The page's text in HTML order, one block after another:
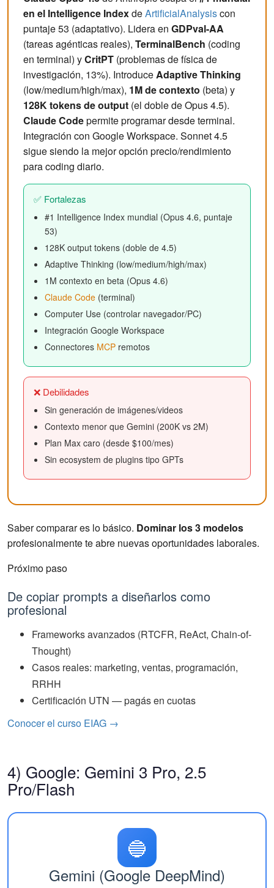
en el Intelligence IndexdeArtificialAnalysiscon
puntaje 53 (adaptativo). Lidera en GDPval-AA
(tareas agénticas reales), TerminalBench (coding
en terminal) yCritPT (problemas de física de
investigación, 13%). Introduce Adaptive Thinking
(low/medium/high/max), 1M de contexto (beta) y
128K tokens de output (el doble de Opus 4.5).
Claude Codepermite programar desde terminal.
Integración con Google Workspace. Sonnet 4.5
sigue siendo la mejor opción precio/rendimiento
para coding diario.
✅ Fortalezas
#1 Intelligence Index mundial (Opus 4.6, puntaje
53)
128K output tokens (doble de 4.5)
Adaptive Thinking (low/medium/high/max)
1M contexto en beta (Opus 4.6)
Claude Code (terminal)
Computer Use (controlar navegador/PC)
Integración Google Workspace
Connectores MCP remotos
❌ Debilidades
Sin generación de imágenes/videos
Contexto menor que Gemini (200K vs 2M)
Plan Max caro (desde $100/mes)
Sin ecosystem de plugins tipo GPTs
Saber comparar es lo básico. Dominar los 3 modelos
profesionalmente te abre nuevas oportunidades laborales.
Próximo paso
De copiar prompts a diseñarlos como
profesional
Frameworks avanzados (RTCFR, ReAct, Chain-of-
Thought)
Casos reales: marketing, ventas, programación,
RRHH
Certificación UTN — pagás en cuotas
Conocer el curso EIAG →
4) Google: Gemini 3 Pro, 2.5
Pro/Flash
🔵
Gemini (Google DeepMind)